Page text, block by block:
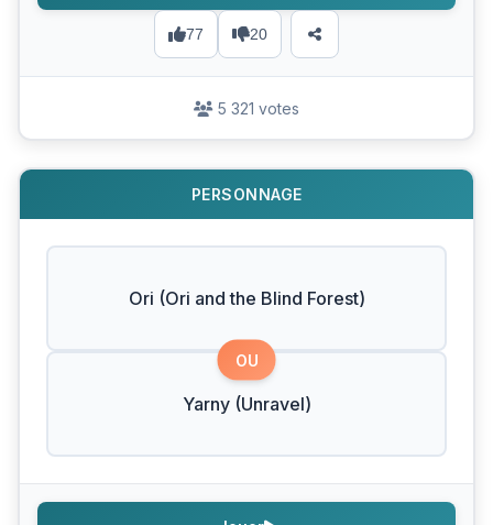
77 20
5 321 votes
PERSONNAGE
Ori (Ori and the Blind Forest)
OU
Yarny (Unravel)